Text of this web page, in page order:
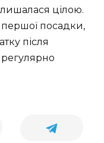
цілою.
першої посадки,
після